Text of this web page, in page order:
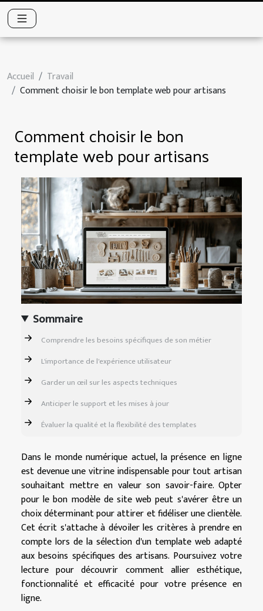
Accueil
Travail
Comment choisir le bon template web pour artisans
Comment choisir le bon
template web pour artisans
Sommaire
Comprendre les besoins spécifiques de son métier
L'importance de l'expérience utilisateur
Garder un œil sur les aspects techniques
Anticiper le support et les mises à jour
Évaluer la qualité et la flexibilité des templates
Dans le monde numérique actuel, la présence en ligne
est devenue une vitrine indispensable pour tout artisan
souhaitant mettre en valeur son savoir-faire. Opter
pour le bon modèle de site web peut s'avérer être un
choix déterminant pour attirer et fidéliser une clientèle.
Cet écrit s'attache à dévoiler les critères à prendre en
compte lors de la sélection d'un template web adapté
aux besoins spécifiques des artisans. Poursuivez votre
lecture pour découvrir comment allier esthétique,
fonctionnalité et efficacité pour votre présence en
ligne.